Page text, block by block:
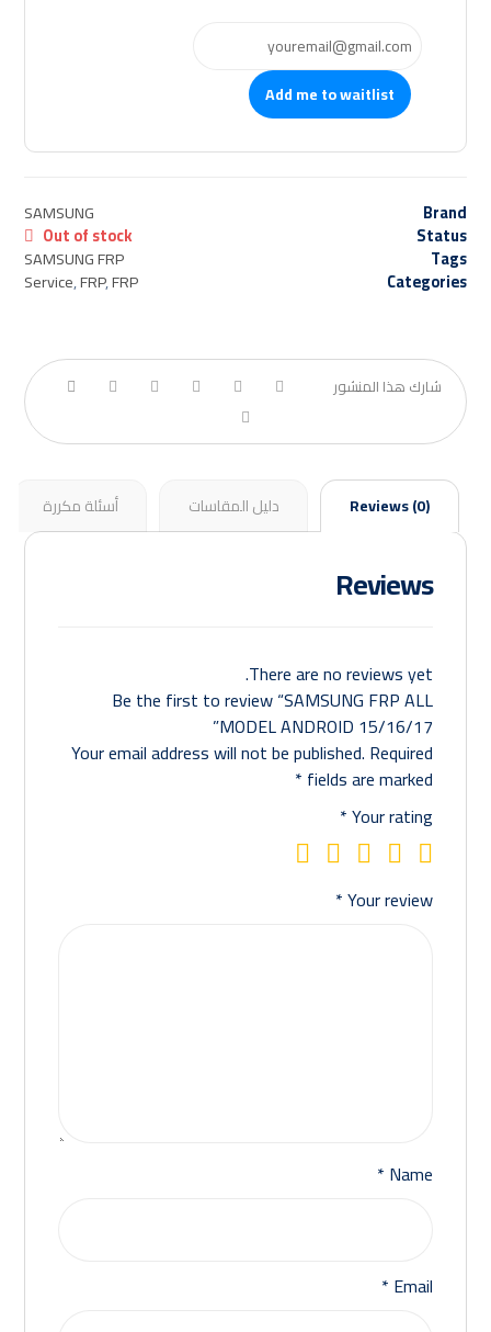
Add me to waitlist
Brand
SAMSUNG
Status
Out of stock
Tags
SAMSUNG FRP
Categories
Service,FRP,FRP
Reviews (0) دليل المقاسات أسئلة مكررة
Reviews
There are no reviews yet.
Be the first to review “SAMSUNG FRP ALL
MODEL ANDROID 15/16/17”
Your email address will not be published. Required
fields are marked
*
Your rating
*
Your review
*
Name
*
Email
*